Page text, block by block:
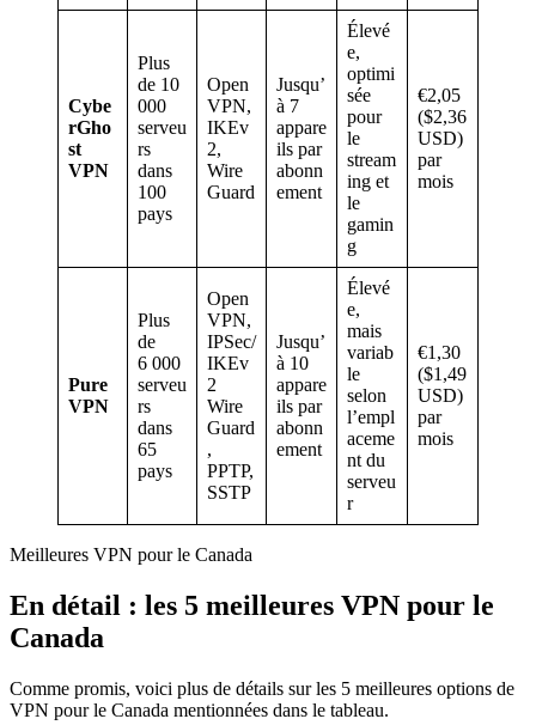
Cybe
rGho
st
VPN
Plus
de 10
000
serveu
rs
dans
100
pays
Open
VPN,
IKEv
2,
Wire
Guard
Jusqu’
à 7
appare
ils par
abonn
ement
Élevé
e,
optimi
sée
pour
le
stream
ing et
le
gamin
g
€2,05
($2,36
USD)
par
mois
Pure
VPN
Plus
de
6 000
serveu
rs
dans
65
pays
Open
VPN,
IPSec/
IKEv
2
Wire
Guard
,
PPTP,
SSTP
Jusqu’
à 10
appare
ils par
abonn
ement
Élevé
e,
mais
variab
le
selon
l’empl
aceme
nt du
serveu
r
€1,30
($1,49
USD)
par
mois
Meilleures VPN pour le Canada
En détail : les 5 meilleures VPN pour le
Canada
Comme promis, voici plus de détails sur les 5 meilleures options de
VPN pour le Canada mentionnées dans le tableau.